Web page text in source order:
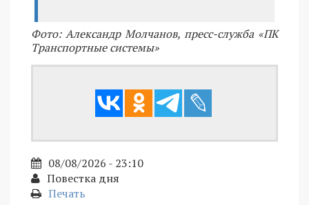
Фото: Александр Молчанов, пресс-служба «ПК
Транспортные системы»
08/08/2026 - 23:10
Повестка дня
Печать